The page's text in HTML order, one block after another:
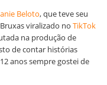
Beloto, que teve seu
viralizado no TikTok
na produção de
de contar histórias
anos sempre gostei de